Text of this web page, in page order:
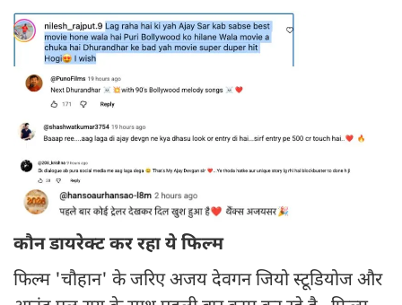
कौन डायरेक्ट कर रहा ये फिल्म
फिल्म 'चौहान' के जरिए अजय देवगन जियो स्टूडियोज और